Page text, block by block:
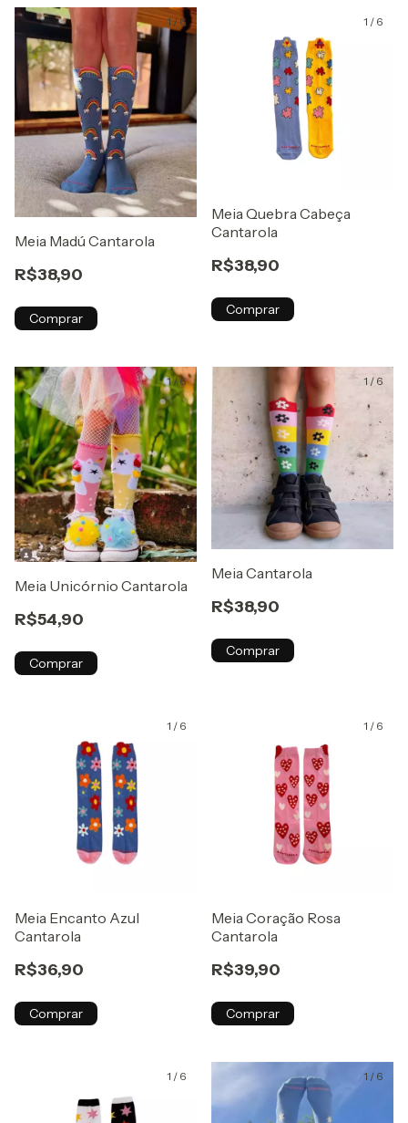
1 / 6
Meia Madú Cantarola
R$38,90
Comprar
1 / 6
Meia Quebra Cabeça
Cantarola
R$38,90
Comprar
1/6
Meia Unicórnio Cantarola
R$54,90
Comprar
1 / 6
Meia Cantarola
R$38,90
Comprar
1 / 6
Meia Encanto Azul
Cantarola
R$36,90
Comprar
1 / 6
Meia Coração Rosa
Cantarola
R$39,90
Comprar
1 / 6 1 / 6